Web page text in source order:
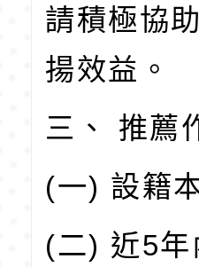
請積極協
揚效益。
三、 推薦
(一) 設籍
(二) 近5年